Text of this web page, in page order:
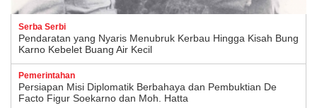
Serba Serbi
Pendaratan yang Nyaris Menubruk Kerbau Hingga Kisah Bung
Karno Kebelet Buang Air Kecil
Pemerintahan
Persiapan Misi Diplomatik Berbahaya dan Pembuktian De
Facto Figur Soekarno dan Moh. Hatta